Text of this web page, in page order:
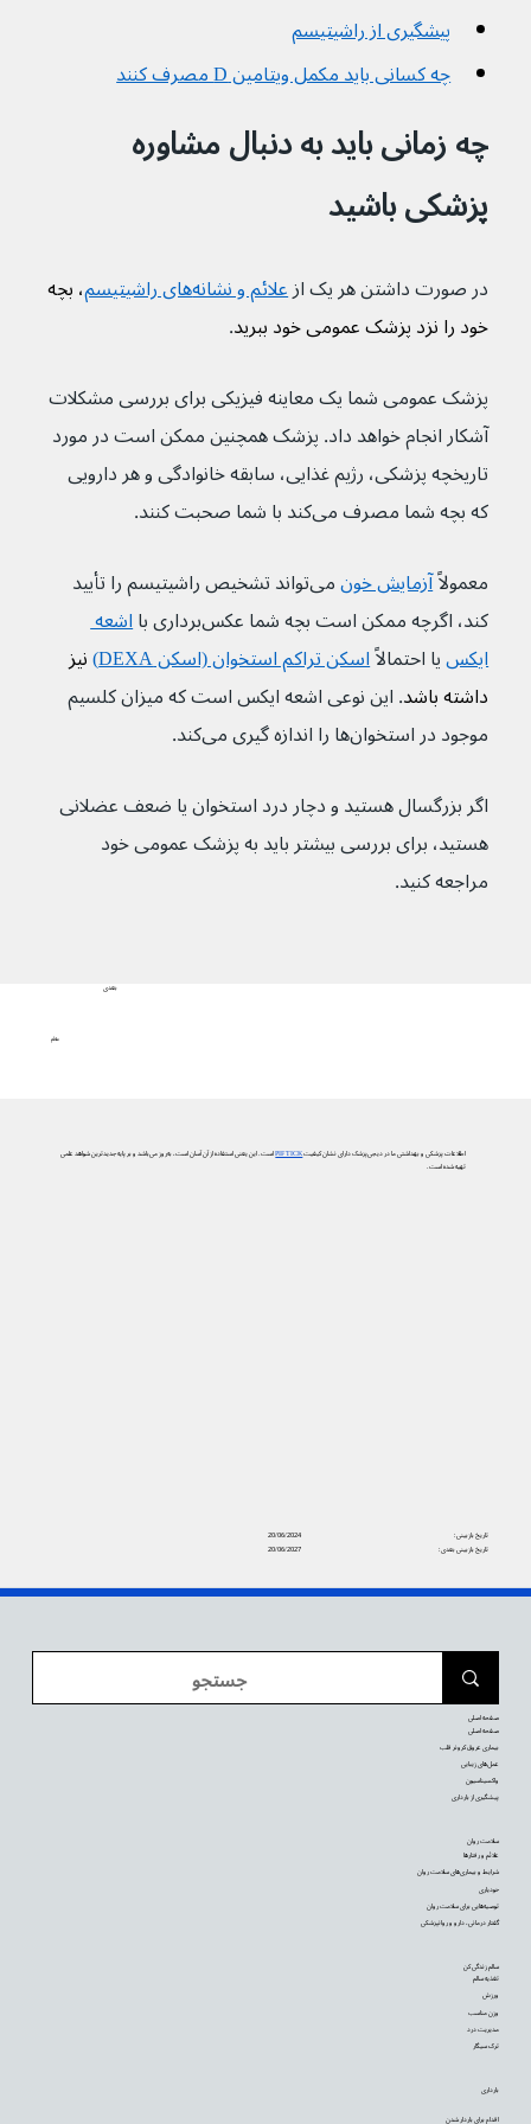
پیشگیری از راشیتیسم
چه کسانی باید مکمل ویتامین D مصرف کنند
چه زمانی باید به دنبال مشاوره
پزشکی باشید
در صورت داشتن هر یک از علائم و نشانه‌های راشیتیسم
، بچه
خود را نزد پزشک عمومی خود ببرید.
پزشک عمومی شما یک معاینه فیزیکی برای بررسی مشکلات
آشکار انجام خواهد داد. پزشک همچنین ممکن است در مورد
تاریخچه پزشکی، رژیم غذایی، سابقه خانوادگی و هر دارویی
که بچه شما مصرف می‌کند با شما صحبت کنند.
معمولاً آزمایش خون
می‌تواند تشخیص راشیتیسم را تأیید
کند، اگرچه ممکن است بچه شما عکس‌برداری با
اشعه
ایکس یا احتمالاً اسکن تراکم استخوان (اسکن DEXA)
نیز
داشته باشد. این نوعی اشعه ایکس است که میزان کلسیم
موجود در استخوان‌ها را اندازه گیری می‌کند.
اگر بزرگسال هستید و دچار درد استخوان یا ضعف عضلانی
هستید، برای بررسی بیشتر باید به پزشک عمومی خود
مراجعه کنید.
علائم
بعدی
اطلاعات پزشکی و بهداشتی ما در دیجی‌پزشک دارای نشان کیفیتPIF TICKاست. این یعنی استفاده از آن آسان است، به‌روز می‌باشد و بر پایه جدیدترین شواهد علمی
تهیه شده است.
20/06/2024
تاریخ بازبینی:
20/06/2027
تاریخ بازبینی بعدی:
بارداری
اقدام برای باردار شدن
سالم زندگی کن
تغذیه سالم
ورزش
وزن مناسب
مدیریت درد
ترک سیگار
سلامت روان
علائم و رفتارها
شرایط و بیماری‌های سلامت روان
خودیاری
توصیه‌‌هایی برای سلامت روان
گفتار درمانی، دارو و روانپزشکی
صفحه اصلی
صفحه اصلی
بیماری عروق کرونر قلب
عمل‌های زیبایی
واکسیناسیون
پیشگیری از بارداری